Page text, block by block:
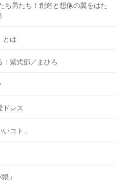
ち男たち！創造と想像の翼をはた
とは
紫式部／まひろ
ドレス
コト」
」